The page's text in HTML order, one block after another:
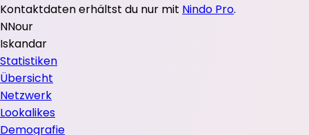
Kontaktdaten erhältst du nur mit Nindo Pro.
NNour
Iskandar
Statistiken
Übersicht
Netzwerk
Lookalikes
Demografie